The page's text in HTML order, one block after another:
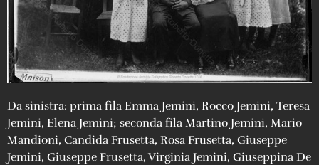
Da sinistra: prima fila Emma Jemini, Rocco Jemini, Teresa
Jemini, Elena Jemini; seconda fila Martino Jemini, Mario
Mandioni, Candida Frusetta, Rosa Frusetta, Giuseppe
Jemini, Giuseppe Frusetta, Virginia Jemini, Giuseppina De